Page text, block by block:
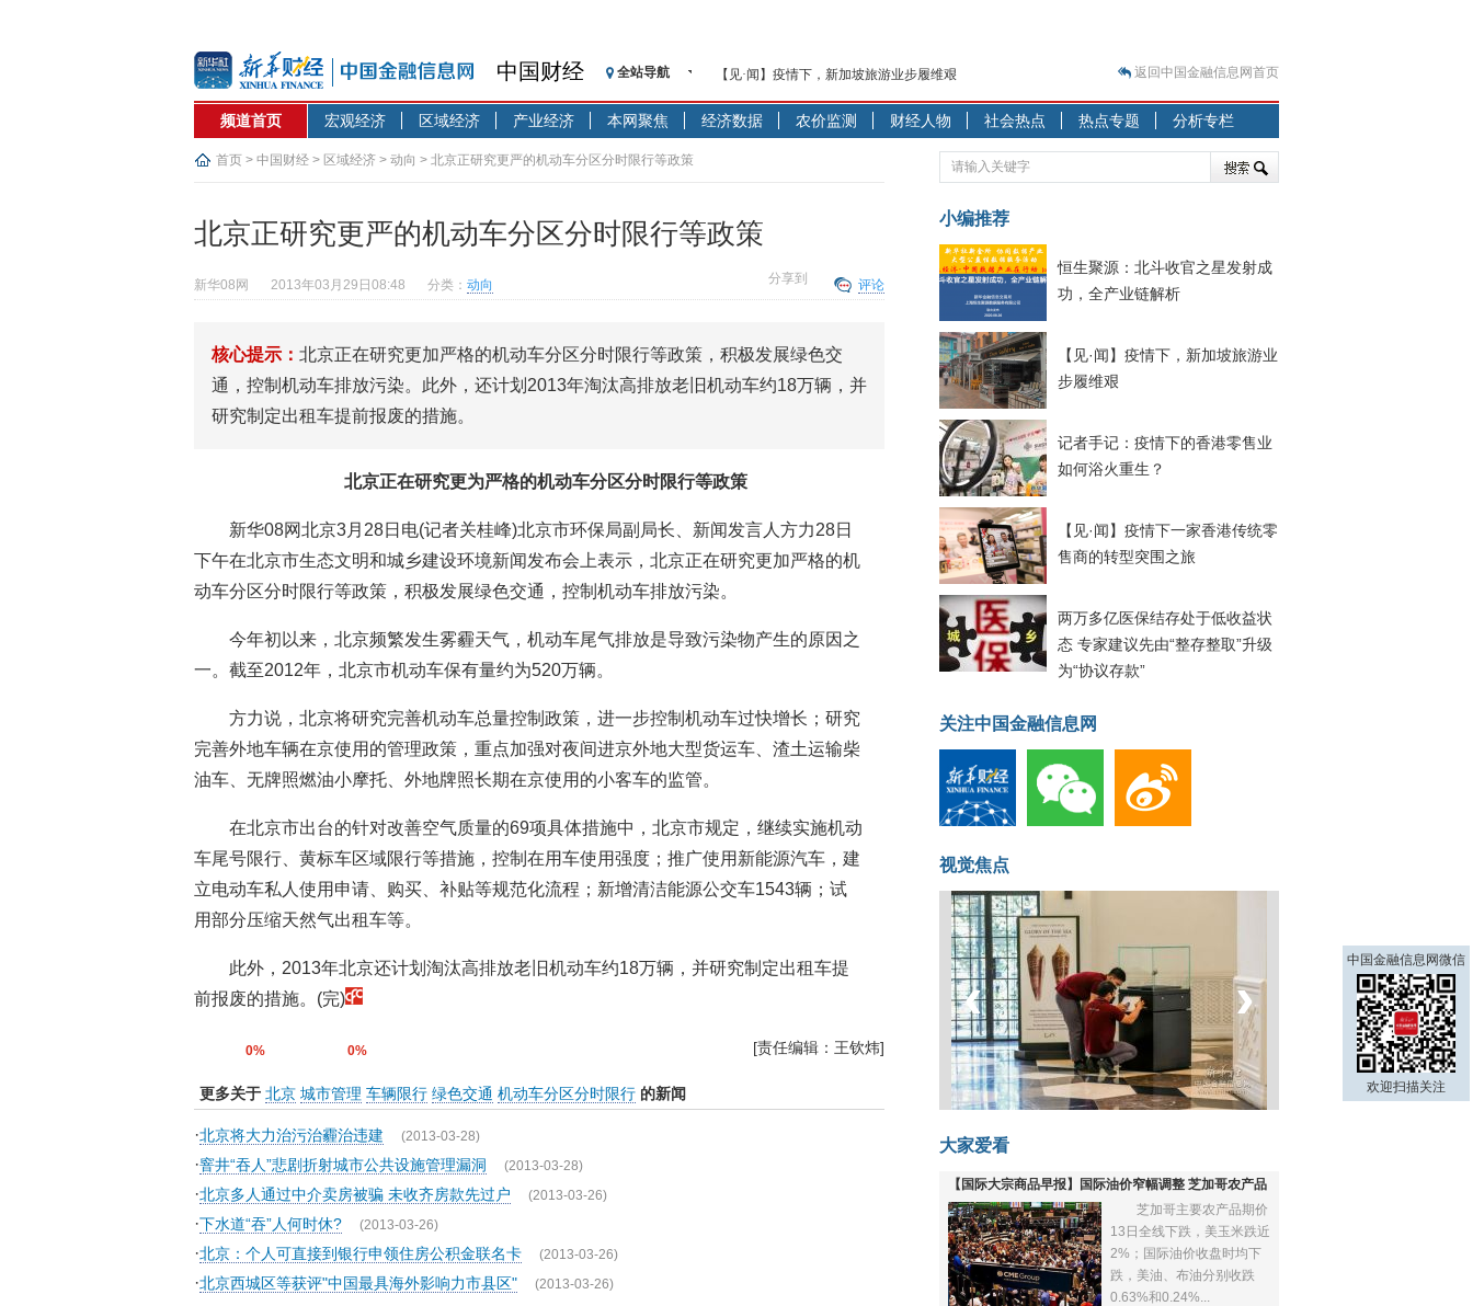
中国财经 全站导航
【见·闻】疫情下，新加坡旅游业步履维艰
记者手记：疫情下的香港零售业如何浴火重生？
【见·闻】疫情下一家香港传统零售商的转型突围之旅
济安金信：中国基金市场数据分析周报（2020. 07.27—2020.07.31）
【新华财经调查】同业存单、结构性存款玩起“跷跷板” 结构性失衡藏
央行公开市场净投放300亿元 短端资金利率明显下行
基本面及股市双轮冲击 债市回调十年期债表现最弱
沥青期货连续两日涨逾3% 沪银及两粕涨势喜人
恒生聚源：北斗收官之星发射成功，全产业链解析
济安金信：中国基金市场数据分析周报（2020. 08.17—2020.08.21）
返回中国金融信息网首页
频道首页 宏观经济 区域经济 产业经济 本网聚焦 经济数据 农价监测 财经人物 社会热点 热点专题 分析专栏
首页 > 中国财经 > 区域经济 > 动向 > 北京正研究更严的机动车分区分时限行等政策
北京正研究更严的机动车分区分时限行等政策
评论
分享到
新华08网 2013年03月29日08:48 分类： 动向
核心提示： 北京正在研究更加严格的机动车分区分时限行等政策，积极发展绿色交
通，控制机动车排放污染。此外，还计划2013年淘汰高排放老旧机动车约18万辆，并
研究制定出租车提前报废的措施。
北京正在研究更为严格的机动车分区分时限行等政策
新华08网北京3月28日电(记者关桂峰)北京市环保局副局长、新闻发言人方力28日
下午在北京市生态文明和城乡建设环境新闻发布会上表示，北京正在研究更加严格的机
动车分区分时限行等政策，积极发展绿色交通，控制机动车排放污染。
今年初以来，北京频繁发生雾霾天气，机动车尾气排放是导致污染物产生的原因之
一。截至2012年，北京市机动车保有量约为520万辆。
方力说，北京将研究完善机动车总量控制政策，进一步控制机动车过快增长；研究
完善外地车辆在京使用的管理政策，重点加强对夜间进京外地大型货运车、渣土运输柴
油车、无牌照燃油小摩托、外地牌照长期在京使用的小客车的监管。
在北京市出台的针对改善空气质量的69项具体措施中，北京市规定，继续实施机动
车尾号限行、黄标车区域限行等措施，控制在用车使用强度；推广使用新能源汽车，建
立电动车私人使用申请、购买、补贴等规范化流程；新增清洁能源公交车1543辆；试
用部分压缩天然气出租车等。
此外，2013年北京还计划淘汰高排放老旧机动车约18万辆，并研究制定出租车提
前报废的措施。(完)
0% 0% [责任编辑：王钦炜]
更多关于 北京 城市管理 车辆限行 绿色交通 机动车分区分时限行 的新闻
·北京将大力治污治霾治违建 (2013-03-28)
·窨井“吞人”悲剧折射城市公共设施管理漏洞 (2013-03-28)
·北京多人通过中介卖房被骗 未收齐房款先过户 (2013-03-26)
·下水道“吞”人何时休? (2013-03-26)
·北京：个人可直接到银行申领住房公积金联名卡 (2013-03-26)
·北京西城区等获评"中国最具海外影响力市县区" (2013-03-26)
小编推荐
恒生聚源：北斗收官之星发射成
功，全产业链解析
【见·闻】疫情下，新加坡旅游业
步履维艰
记者手记：疫情下的香港零售业
如何浴火重生？
【见·闻】疫情下一家香港传统零
售商的转型突围之旅
两万多亿医保结存处于低收益状
态 专家建议先由“整存整取”升级
为“协议存款”
关注中国金融信息网
视觉焦点
菲律宾：防疫降级
‹ ›
大家爱看
【国际大宗商品早报】国际油价窄幅调整 芝加哥农产品
全线下跌
芝加哥主要农产品期价
13日全线下跌，美玉米跌近
2%；国际油价收盘时均下
跌，美油、布油分别收跌
0.63%和0.24%...
中国金融信息网微信
欢迎扫描关注